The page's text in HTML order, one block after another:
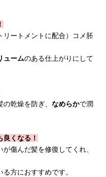
リートメントに配合）コメ胚
ュームのある仕上がりにして
乾燥を防ぎ、 なめらかで潤
くなる！
傷んだ髪を修復してくれ、
方におすすめです。